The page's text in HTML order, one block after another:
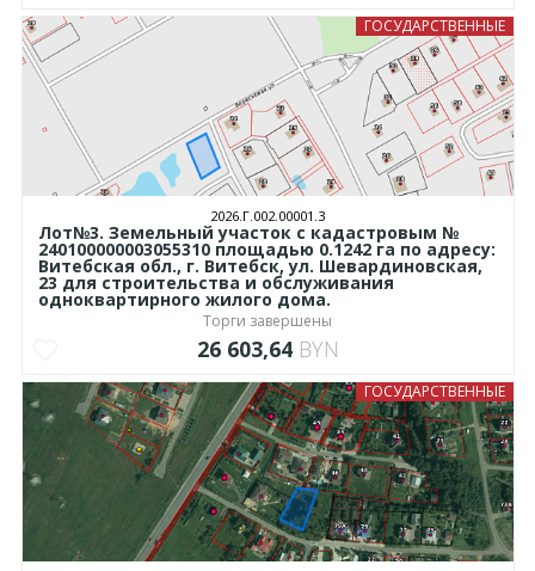
ГОСУДАРСТВЕННЫЕ
2026.Г.002.00001.3
Лот№3. Земельный участок с кадастровым №
240100000003055310 площадью 0.1242 га по адресу:
Витебская обл., г. Витебск, ул. Шевардиновская,
23 для строительства и обслуживания
одноквартирного жилого дома.
Торги завершены
26 603,64 BYN
ГОСУДАРСТВЕННЫЕ